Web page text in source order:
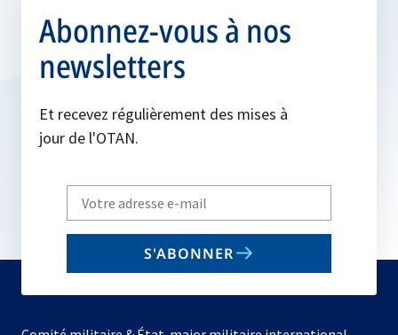
Abonnez-vous à nos
newsletters
Et recevez régulièrement des mises à
jour de l'OTAN.
Write
your
email
S'ABONNER